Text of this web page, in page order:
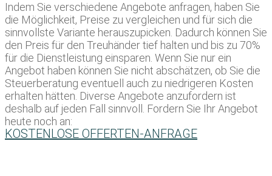
Indem Sie verschiedene Angebote anfragen, haben Sie
die Möglichkeit, Preise zu vergleichen und für sich die
sinnvollste Variante herauszupicken. Dadurch können Sie
den Preis für den Treuhänder tief halten und bis zu 70%
für die Dienstleistung einsparen. Wenn Sie nur ein
Angebot haben können Sie nicht abschätzen, ob Sie die
Steuerberatung eventuell auch zu niedrigeren Kosten
erhalten hätten. Diverse Angebote anzufordern ist
deshalb auf jeden Fall sinnvoll. Fordern Sie Ihr Angebot
heute noch an:
KOSTENLOSE OFFERTEN-ANFRAGE